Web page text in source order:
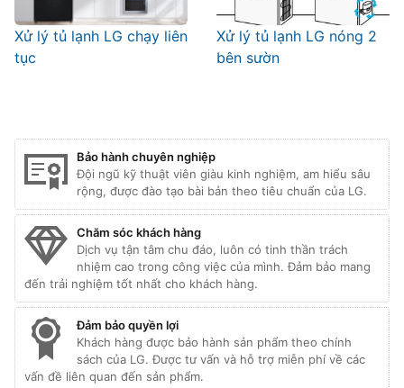
Xử lý tủ lạnh LG chạy liên
tục
Xử lý tủ lạnh LG nóng 2
bên sườn
Bảo hành chuyên nghiệp
Đội ngũ kỹ thuật viên giàu kinh nghiệm, am hiểu sâu
rộng, được đào tạo bài bản theo tiêu chuẩn của LG.
Chăm sóc khách hàng
Dịch vụ tận tâm chu đáo, luôn có tinh thần trách
nhiệm cao trong công việc của mình. Đảm bảo mang
đến trải nghiệm tốt nhất cho khách hàng.
Đảm bảo quyền lợi
Khách hàng được bảo hành sản phẩm theo chính
sách của LG. Được tư vấn và hỗ trợ miễn phí về các
vấn đề liên quan đến sản phẩm.